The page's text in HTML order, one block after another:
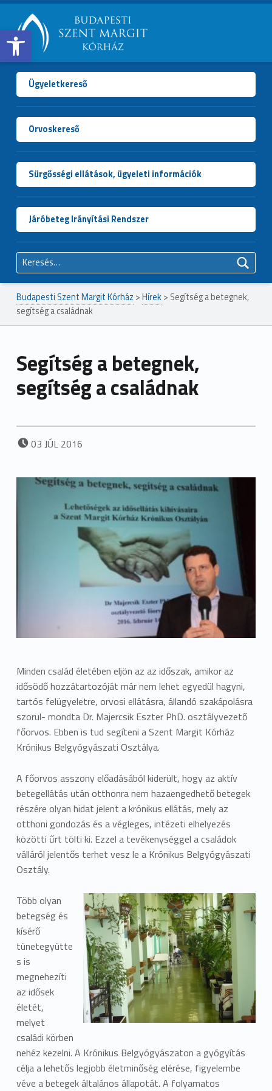
Open toolbar
BUDAPESTI
SZENT
MARGIT
KÓRHÁZ
Ügyeletkereső
Orvoskereső
Sürgősségi ellátások, ügyeleti információk
Járóbeteg Irányítási Rendszer
Keresés:
Budapesti Szent Margit Kórház >Hírek> Segítség a betegnek,
segítség a családnak
Segítség a betegnek,
segítség a családnak
POSTED ON:
03 JÚL 2016
Minden család életében eljön az az időszak, amikor az
idősödő hozzátartozóját már nem lehet egyedül hagyni,
tartós felügyeletre, orvosi ellátásra, állandó szakápolásra
szorul- mondta Dr. Majercsik Eszter PhD. osztályvezető
főorvos. Ebben is tud segíteni a Szent Margit Kórház
Krónikus Belgyógyászati Osztálya.
A főorvos asszony előadásából kiderült, hogy az aktív
betegellátás után otthonra nem hazaengedhető betegek
részére olyan hidat jelent a krónikus ellátás, mely az
otthoni gondozás és a végleges, intézeti elhelyezés
közötti űrt tölti ki. Ezzel a tevékenységgel a családok
válláról jelentős terhet vesz le a Krónikus Belgyógyászati
Osztály.
Több olyan
betegség és
kísérő
tünetegyütte
s is
megnehezíti
az idősek
életét,
melyet
családi körben
nehéz kezelni. A Krónikus Belgyógyászaton a gyógyítás
célja a lehetős legjobb életminőség elérése, figyelembe
véve a betegek általános állapotát. A folyamatos